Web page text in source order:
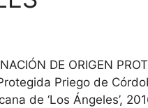
DE ORIGEN
Priego de
de ‘Los Ángeles’,